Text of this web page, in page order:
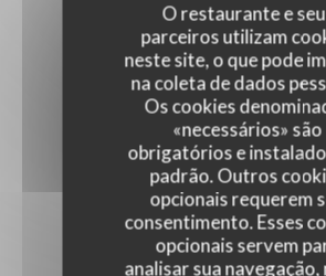
O restaurante e
parceiros utilizam
neste site, o que pode
na coleta de dados
Os cookies
«necessários» são
obrigatórios e
padrão. Outros
opcionais requerem
consentimento. Esses
opcionais servem
analisar sua navegação,